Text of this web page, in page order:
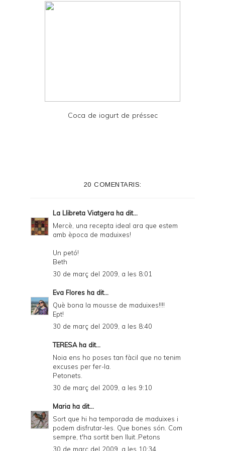
Coca de iogurt de préssec
20 COMENTARIS:
La Llibreta Viatgera ha dit...
Mercè, una recepta ideal ara que estem
amb època de maduixes!
Un petó!
Beth
30 de març del 2009, a les 8:01
Eva Flores ha dit...
Què bona la mousse de maduixes!!!!
Ept!
30 de març del 2009, a les 8:40
TERESAha dit...
Noia ens ho poses tan fàcil que no tenim
excuses per fer-la.
Petonets.
30 de març del 2009, a les 9:10
Maria ha dit...
Sort que hi ha temporada de maduixes i
podem disfrutar-les. Que bones són. Com
sempre, t'ha sortit ben lluit..Petons
30 de març del 2009, a les 10:34